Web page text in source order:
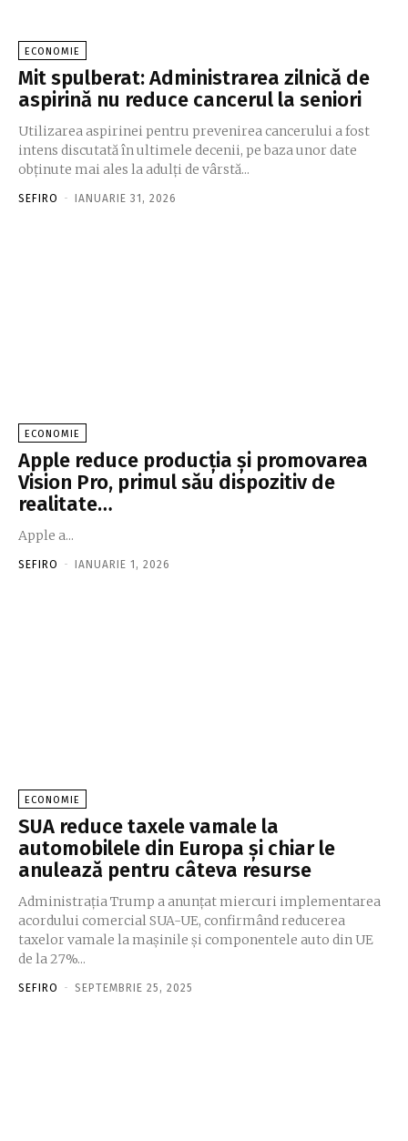
ECONOMIE
Mit spulberat: Administrarea zilnică de
aspirină nu reduce cancerul la seniori
Utilizarea aspirinei pentru prevenirea cancerului a fost
intens discutată în ultimele decenii, pe baza unor date
obţinute mai ales la adulţi de vârstă...
SEFIRO - IANUARIE 31, 2026
ECONOMIE
Apple reduce producţia şi promovarea
Vision Pro, primul său dispozitiv de
realitate…
Apple a...
SEFIRO - IANUARIE 1, 2026
ECONOMIE
SUA reduce taxele vamale la
automobilele din Europa și chiar le
anulează pentru câteva resurse
Administrația Trump a anunțat miercuri implementarea
acordului comercial SUA-UE, confirmând reducerea
taxelor vamale la mașinile și componentele auto din UE
de la 27%...
SEFIRO - SEPTEMBRIE 25, 2025